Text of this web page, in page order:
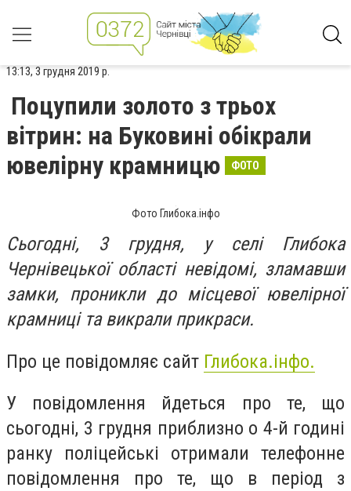
13:13, 3 грудня 2019 р.
Поцупили золото з трьох
вітрин: на Буковині обікрали
ювелірну крамницю
ФОТО
Фото Глибока.інфо
Сьогодні, 3 грудня, у селі Глибока
Чернівецької області невідомі, зламавши
замки, проникли до місцевої ювелірної
крамниці та викрали прикраси.
Про це повідомляє сайт Глибока.інфо.
У повідомлення йдеться про те, що
сьогодні, 3 грудня приблизно о 4-й годині
ранку поліцейські отримали телефонне
повідомлення про те, що в період з